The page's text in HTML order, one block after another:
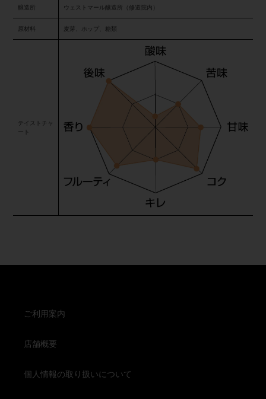
醸造所 ウェストマール醸造所（修道院内）
原材料 麦芽、ホップ、糖類
テイストチャ
ート
ご利用案内
店舗概要
個人情報の取り扱いについて